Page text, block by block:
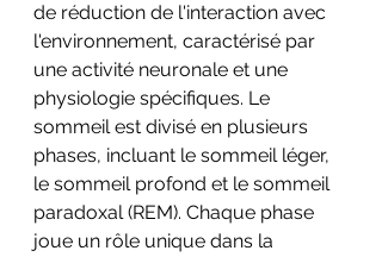
de réduction de l'interaction avec
l'environnement, caractérisé par
une activité neuronale et une
physiologie spécifiques. Le
sommeil est divisé en plusieurs
phases, incluant le sommeil léger,
le sommeil profond et le sommeil
paradoxal (REM). Chaque phase
joue un rôle unique dans la